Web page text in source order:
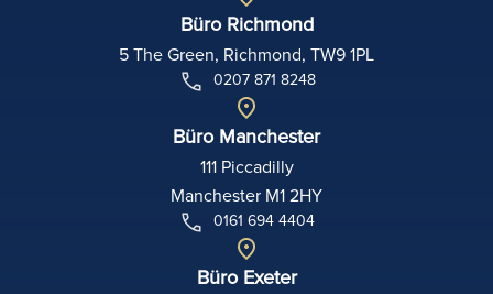
Büro Richmond
5 The Green, Richmond, TW9 1PL
0207 871 8248
Büro Manchester
111 Piccadilly
Manchester M1 2HY
0161 694 4404
Büro Exeter